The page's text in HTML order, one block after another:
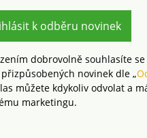
k odběru novinek
dobrovolně souhlasíte
novinek dle „
můžete kdykoliv odvolat a
marketingu.